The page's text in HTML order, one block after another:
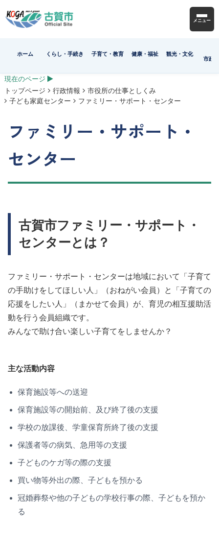
メニュー
ホーム くらし・手続き 子育て・教育 健康・福祉
観光・文化
市政
現在のページ
トップページ
行政情報
市役所の仕事としくみ
子ども家庭センター
ファミリー・サポート・センター
ファミリー・サポート・
センター
古賀市ファミリー・サポート・
センターとは？
ファミリー・サポート・センターは地域において「子育て
の手助けをしてほしい人」（おねがい会員）と「子育ての
応援をしたい人」（まかせて会員）が、育児の相互援助活
動を行う会員組織です。
みんなで助け合い楽しい子育てをしませんか？
主な活動内容
保育施設等への送迎
保育施設等の開始前、及び終了後の支援
学校の放課後、学童保育所終了後の支援
保護者等の病気、急用等の支援
子どものケガ等の際の支援
買い物等外出の際、子どもを預かる
冠婚葬祭や他の子どもの学校行事の際、子どもを預か
る